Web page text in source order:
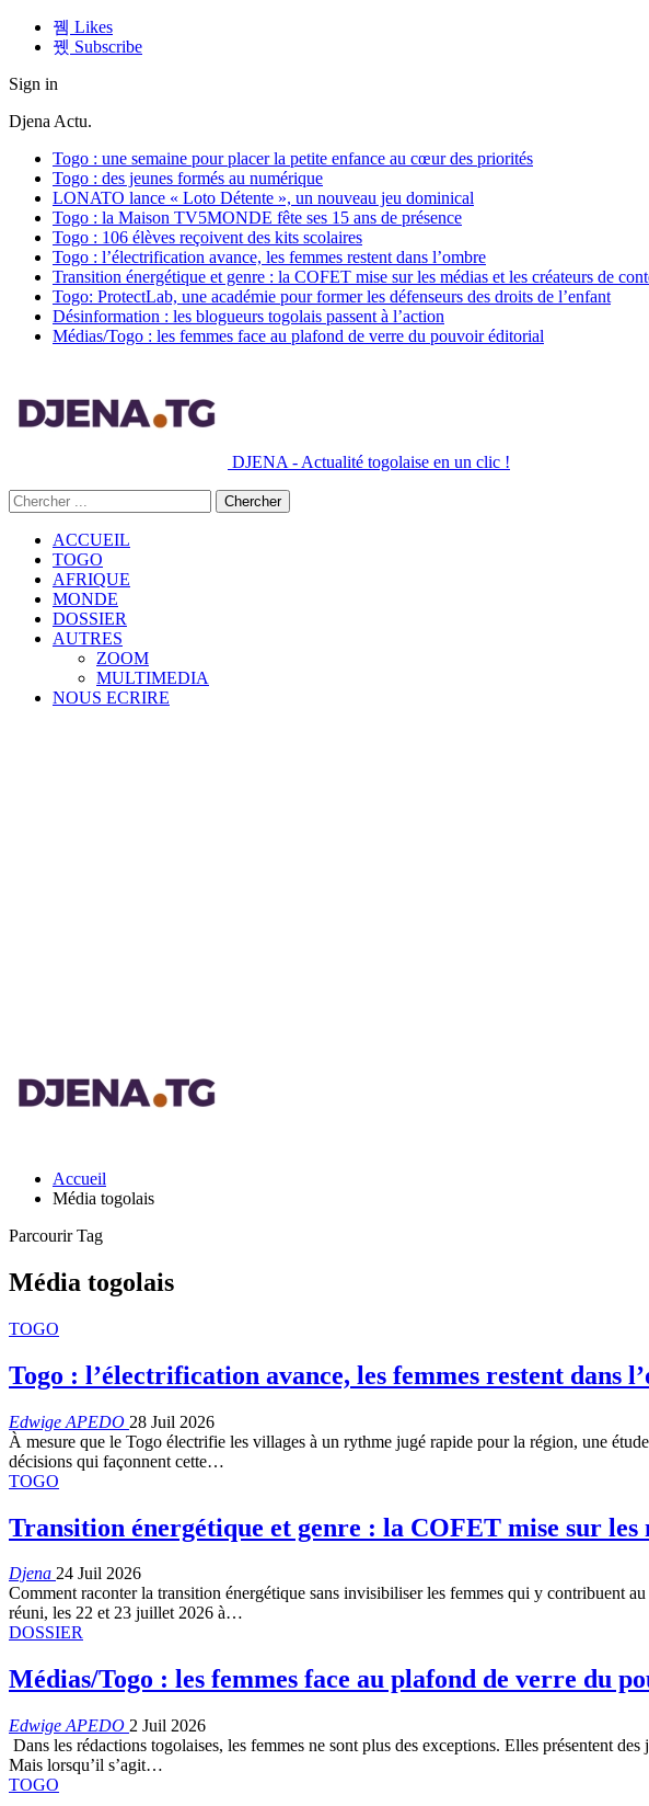
Likes
Subscribe
Sign in
Djena Actu.
Togo : une semaine pour placer la petite enfance au cœur des priorités
Togo : des jeunes formés au numérique
LONATO lance « Loto Détente », un nouveau jeu dominical
Togo : la Maison TV5MONDE fête ses 15 ans de présence
Togo : 106 élèves reçoivent des kits scolaires
Togo : l’électrification avance, les femmes restent dans l’ombre
Transition énergétique et genre : la COFET mise sur les médias et les créateurs de
Togo: ProtectLab, une académie pour former les défenseurs des droits de l’enfant
Désinformation : les blogueurs togolais passent à l’action
Médias/Togo : les femmes face au plafond de verre du pouvoir éditorial
DJENA - Actualité togolaise en un clic !
ACCUEIL
TOGO
AFRIQUE
MONDE
DOSSIER
AUTRES
ZOOM
MULTIMEDIA
NOUS ECRIRE
Accueil
Média togolais
Parcourir Tag
Média togolais
TOGO
Togo : l’électrification avance, les femmes restent dans
Edwige APEDO 28 Juil 2026
À mesure que le Togo électrifie les villages à un rythme jugé rapide pour la région, une
décisions qui façonnent cette…
TOGO
Transition énergétique et genre : la COFET mise sur les
Djena 24 Juil 2026
Comment raconter la transition énergétique sans invisibiliser les femmes qui y contribuent
réuni, les 22 et 23 juillet 2026 à…
DOSSIER
Médias/Togo : les femmes face au plafond de verre du
Edwige APEDO 2 Juil 2026
Dans les rédactions togolaises, les femmes ne sont plus des exceptions. Elles présentent
Mais lorsqu’il s’agit…
TOGO